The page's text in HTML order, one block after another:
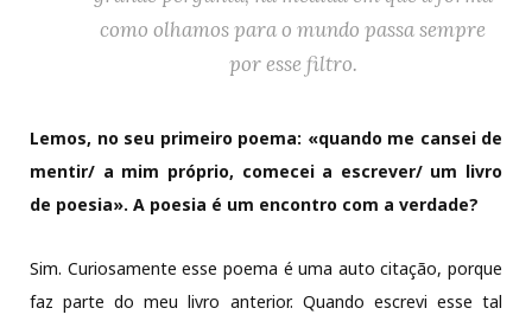
como olhamos para o mundo passa sempre
por esse filtro.
Lemos, no seu primeiro poema: «quando me cansei de
mentir/ a mim próprio, comecei a escrever/ um livro
de poesia». A poesia é um encontro com a verdade?
Sim. Curiosamente esse poema é uma auto citação, porque
faz parte do meu livro anterior. Quando escrevi esse tal